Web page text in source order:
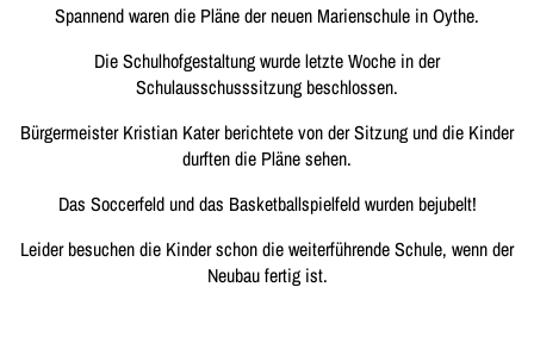
Spannend waren die Pläne der neuen Marienschule in Oythe.
Die Schulhofgestaltung wurde letzte Woche in der
Schulausschusssitzung beschlossen.
Bürgermeister Kristian Kater berichtete von der Sitzung und die Kinder
durften die Pläne sehen.
Das Soccerfeld und das Basketballspielfeld wurden bejubelt!
Leider besuchen die Kinder schon die weiterführende Schule, wenn der
Neubau fertig ist.